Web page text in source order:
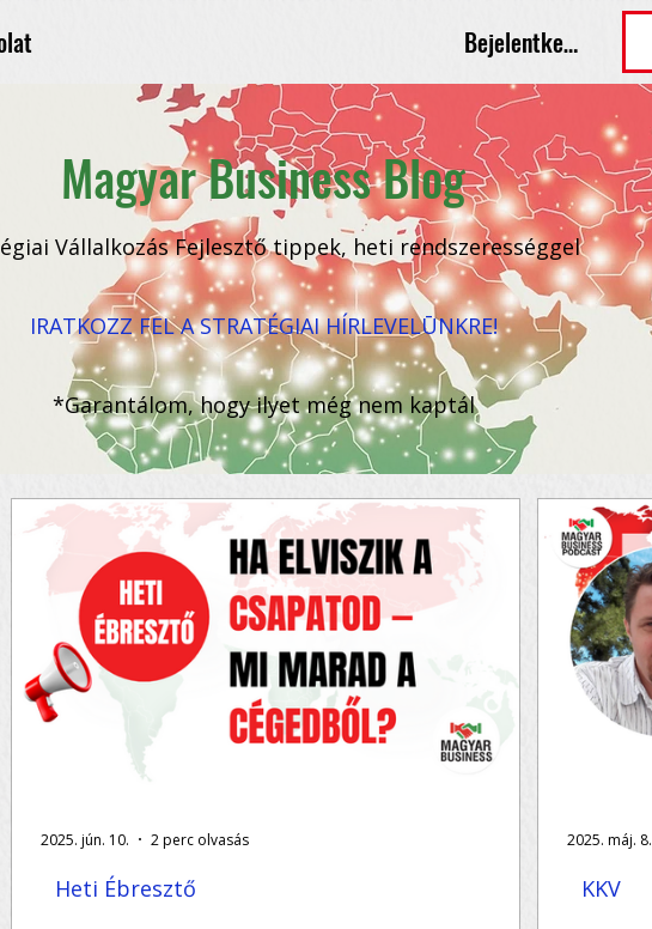
Bejelentkezés
Magyar Business Blog
Vállalkozás Fejlesztő tippek, heti rendszerességgel
IRATKOZZ FEL A STRATÉGIAI HÍRLEVELŪNKRE!
*Garantálom, hogy ilyet még nem kaptál
Heti Ébresztő
2025. jún. 10. 2 perc olvasás
KKV
2025. máj. 8.